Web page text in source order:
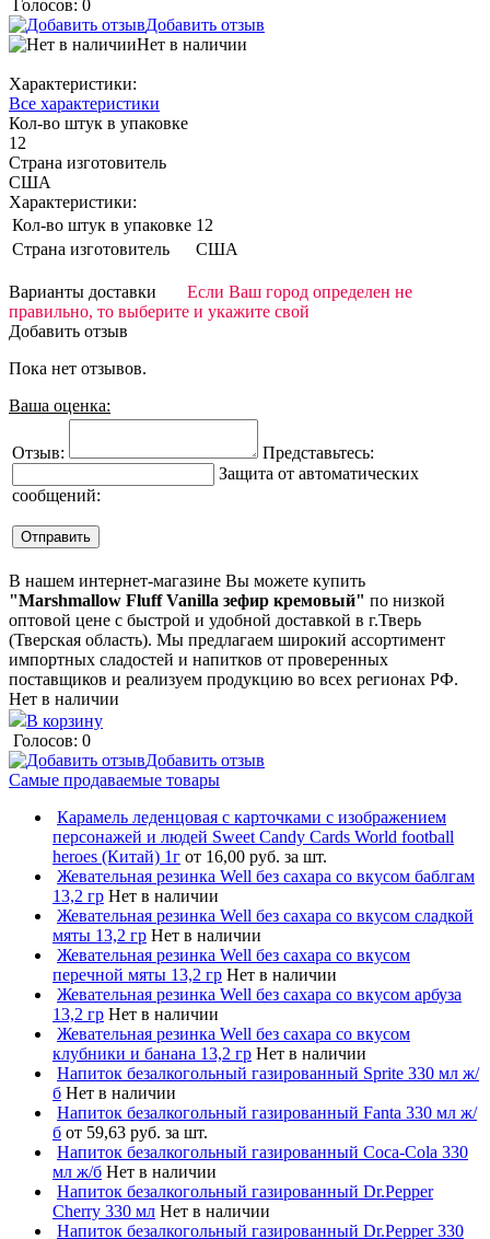
Голосов: 0
Добавить отзыв
Нет в наличии
Характеристики:
Все характеристики
Кол-во штук в упаковке
12
Страна изготовитель
США
Характеристики:
Кол-во штук в упаковке 12
Страна изготовитель
США
Варианты доставки
Если Ваш город определен не
правильно, то выберите и укажите свой
Добавить отзыв
Пока нет отзывов.
Ваша оценка:
Отзыв:
Представьтесь:
Защита от автоматических
сообщений:
В нашем интернет-магазине Вы можете купить
"Marshmallow Fluff Vanilla зефир кремовый" по низкой
оптовой цене с быстрой и удобной доставкой в г.Тверь
(Тверская область). Мы предлагаем широкий ассортимент
импортных сладостей и напитков от проверенных
поставщиков и реализуем продукцию во всех регионах РФ.
Нет в наличии
В корзину
Голосов: 0
Добавить отзыв
Самые продаваемые товары
Карамель леденцовая с карточками с изображением
персонажей и людей Sweet Candy Cards World football
heroes (Китай) 1г от 16,00 руб. за шт.
Жевательная резинка Well без сахара со вкусом баблгам
13,2 гр Нет в наличии
Жевательная резинка Well без сахара со вкусом сладкой
мяты 13,2 гр Нет в наличии
Жевательная резинка Well без сахара со вкусом
перечной мяты 13,2 гр Нет в наличии
Жевательная резинка Well без сахара со вкусом арбуза
13,2 гр Нет в наличии
Жевательная резинка Well без сахара со вкусом
клубники и банана 13,2 гр Нет в наличии
Напиток безалкогольный газированный Sprite 330 мл ж/
б Нет в наличии
Напиток безалкогольный газированный Fanta 330 мл ж/
б от 59,63 руб. за шт.
Напиток безалкогольный газированный Coca-Cola 330
мл ж/б Нет в наличии
Напиток безалкогольный газированный Dr.Pepper
Cherry 330 мл Нет в наличии
Напиток безалкогольный газированный Dr.Pepper 330